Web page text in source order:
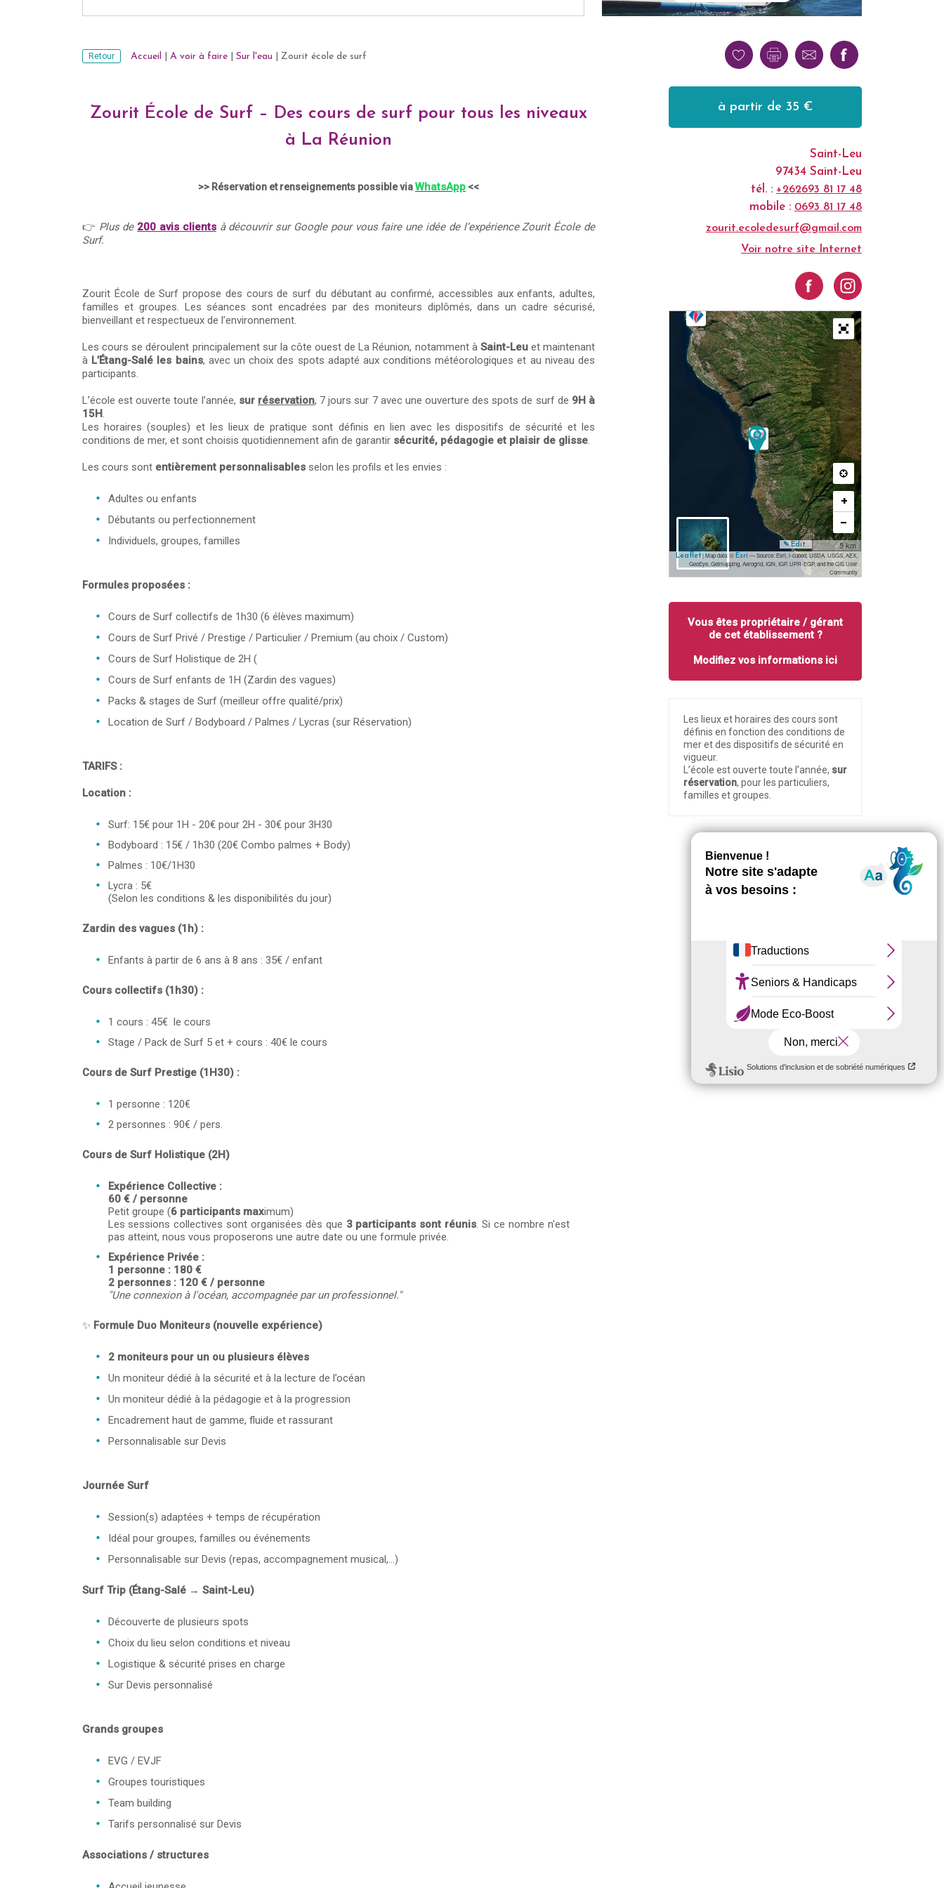
Retour Accueil A voir à faire Sur l'eau Zourit école de surf
Zourit École de Surf – Des cours de surf pour tous les niveaux
à La Réunion
>> Réservation et renseignements possible viaWhatsApp <<
👉 Plus de 200 avis clientsà découvrir sur Google pour vous faire une idée de l’expérience Zourit École de
Surf.
Zourit École de Surf propose des cours de surf du débutant au confirmé, accessibles aux enfants, adultes,
familles et groupes. Les séances sont encadrées par des moniteurs diplômés, dans un cadre sécurisé,
bienveillant et respectueux de l’environnement.
Les cours se déroulent principalement sur la côte ouest de La Réunion, notamment à Saint-Leuet maintenant
à L’Étang-Salé les bains, avec un choix des spots adapté aux conditions météorologiques et au niveau des
participants.
L’école est ouverte toute l’année, sur réservation, 7 jours sur 7 avec une ouverture des spots de surf de 9H à
15H.
Les horaires (souples) et les lieux de pratique sont définis en lien avec les dispositifs de sécurité et les
conditions de mer, et sont choisis quotidiennement afin de garantir sécurité, pédagogie et plaisir de glisse.
Les cours sont entièrement personnalisables selon les profils et les envies :
Adultes ou enfants
Débutants ou perfectionnement
Individuels, groupes, familles
Formules proposées :
Cours de Surf collectifs de 1h30 (6 élèves maximum)
Cours de Surf Privé / Prestige / Particulier / Premium (au choix / Custom)
Cours de Surf Holistique de 2H (
Cours de Surf enfants de 1H (Zardin des vagues)
Packs & stages de Surf (meilleur offre qualité/prix)
Location de Surf / Bodyboard / Palmes / Lycras (sur Réservation)
TARIFS :
Location :
Surf: 15€ pour 1H - 20€ pour 2H - 30€ pour 3H30
Bodyboard : 15€ / 1h30 (20€ Combo palmes + Body)
Palmes : 10€/1H30
Lycra : 5€
(Selon les conditions & les disponibilités du jour)
Zardin des vagues (1h) :
Enfants à partir de 6 ans à 8 ans : 35€ / enfant
Cours collectifs (1h30) :
1 cours : 45€ le cours
Stage / Pack de Surf 5 et + cours : 40€ le cours
Cours de Surf Prestige (1H30) :
1 personne : 120€
2 personnes : 90€ / pers.
Cours de Surf Holistique (2H)
Expérience Collective :
60 € / personne
Petit groupe (6 participants maximum)
Les sessions collectives sont organisées dès que 3 participants sont réunis. Si ce nombre n'est
pas atteint, nous vous proposerons une autre date ou une formule privée.
Expérience Privée :
1 personne : 180 €
2 personnes : 120 € / personne
"Une connexion à l'océan, accompagnée par un professionnel."
✨ Formule Duo Moniteurs (nouvelle expérience)
2 moniteurs pour un ou plusieurs élèves
Un moniteur dédié à la sécurité et à la lecture de l’océan
Un moniteur dédié à la pédagogie et à la progression
Encadrement haut de gamme, fluide et rassurant
Personnalisable sur Devis
Journée Surf
Session(s) adaptées + temps de récupération
Idéal pour groupes, familles ou événements
Personnalisable sur Devis (repas, accompagnement musical,...)
Surf Trip (Étang-Salé → Saint-Leu)
Découverte de plusieurs spots
Choix du lieu selon conditions et niveau
Logistique & sécurité prises en charge
Sur Devis personnalisé
Grands groupes
EVG / EVJF
Groupes touristiques
Team building
Tarifs personnalisé sur Devis
Associations / structures
à partir de 35 €
Saint-Leu
97434 Saint-Leu
tél. : +262693 81 17 48
mobile : 0693 81 17 48
zourit.ecoledesurf@gmail.com
Voir notre site Internet
+
−
5 km
✎ Edit
Leaflet| Map data: © Esri — Source: Esri, i-cubed, USDA, USGS, AEX,
GeoEye, Getmapping, Aerogrid, IGN, IGP, UPR-EGP, and the GIS User
Community
Vous êtes propriétaire / gérant
de cet établissement ?
Modifiez vos informations ici
Les lieux et horaires des cours sont
définis en fonction des conditions de
mer et des dispositifs de sécurité en
vigueur.
L’école est ouverte toute l’année, sur
réservation, pour les particuliers,
familles et groupes.